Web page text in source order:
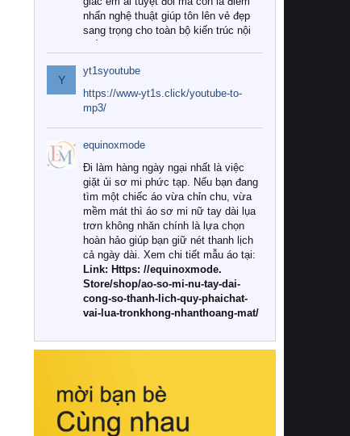
nhấn nghệ thuật giúp tôn lên vẻ đẹp
sang trọng cho toàn bộ kiến trúc nội
Tuy nhiên, giữa thị trường đa dạng
với vô vàn thương hiệu và mẫu mã
như hiện nay, làm thế nào để chọn
được những bộ chăn ga gối đệm cao
cấp thực sự chất lượng, phù hợp với
khí hậu và nhu cầu sử dụng của gia
đình? Hãy cùng chúng tôi đi tìm lời
giải đáp chi tiết qua bài viết dưới đây.
1. Tại sao các gia đình hiện đại lại ưa
chuộng chăn ga gối đệm cao cấp?
Khác với các dòng sản phẩm thông
thường, những bộ chăn ga gối đệm
cao cấp trải qua quy trình sản xuất
nghiêm ngặt từ khâu chọn lọc nguyên
liệu tự nhiên đến công nghệ dệt
nhuộm hiện đại không chứa hóa chất
này, bạn sẽ cảm nhận rõ rệt sự khác
hồi chuẩn xác của phần đệm nâng đỡ
cột sống.
Y
yt1syoutube
https://www-yt1s.click/youtube-to-
mp3/
equinoxmode
Đi làm hàng ngày ngại nhất là việc
giặt ủi sơ mi phức tạp. Nếu bạn đang
tìm một chiếc áo vừa chỉn chu, vừa
mềm mát thì áo sơ mi nữ tay dài lụa
trơn không nhăn chính là lựa chọn
hoàn hảo giúp bạn giữ nét thanh lịch
cả ngày dài. Xem chi tiết mẫu áo tại:
Link: Https: //equinoxmode.
Store/shop/ao-so-mi-nu-tay-dai-
cong-so-thanh-lich-quy-phaichat-
vai-lua-tronkhong-nhanthoang-mat/